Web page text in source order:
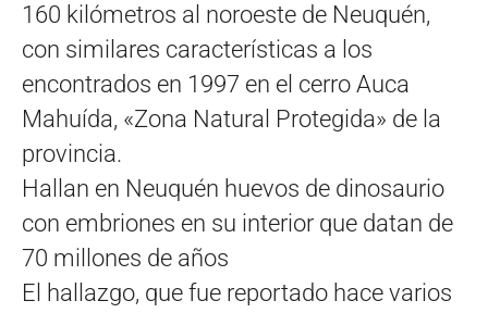
160 kilómetros al noroeste de Neuquén,
con similares características a los
encontrados en 1997 en el cerro Auca
Mahuída, «Zona Natural Protegida» de la
provincia.
Hallan en Neuquén huevos de dinosaurio
con embriones en su interior que datan de
70 millones de años
El hallazgo, que fue reportado hace varios